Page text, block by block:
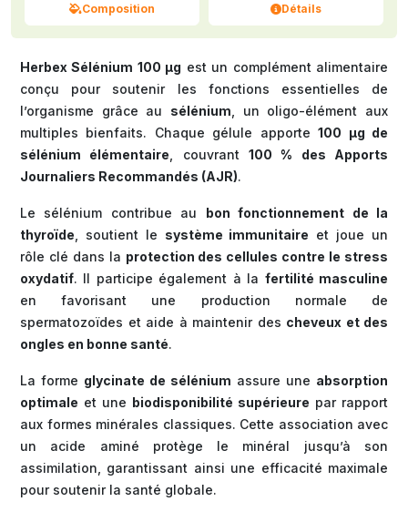
Composition Détails
Herbex Sélénium 100 µg est un complément alimentaire
conçu pour soutenir les fonctions essentielles de
l’organisme grâce au sélénium , un oligo-élément aux
multiples bienfaits. Chaque gélule apporte100 µg de
sélénium élémentaire , couvrant100 % des Apports
Journaliers Recommandés (AJR).
Le sélénium contribue au bon fonctionnement de la
thyroïde , soutient le système immunitaire et joue un
rôle clé dans la protection des cellules contre le stress
oxydatif. Il participe également à la fertilité masculine
en favorisant une production normale de
spermatozoïdes et aide à maintenir des cheveux et des
ongles en bonne santé.
La forme glycinate de sélénium assure une absorption
optimale et une biodisponibilité supérieure par rapport
aux formes minérales classiques. Cette association avec
un acide aminé protège le minéral jusqu’à son
assimilation, garantissant ainsi une efficacité maximale
pour soutenir la santé globale.